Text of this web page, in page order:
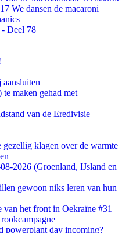
We dansen de macaroni
- Deel 78
maken gehad met
van de Eredivisie
klagen over de warmte
2026 (Groenland, IJsland en
gewoon niks leren van hun
van het front in Oekraïne #31
powerplant day incoming?